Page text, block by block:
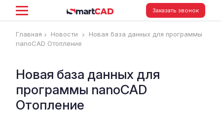
Заказать звонок
Главная Новости
Новая база данных для программы
nanoCAD Отопление
Новая база данных для
программы nanoCAD
Отопление